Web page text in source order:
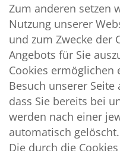
Zum anderen setzen
Nutzung unserer
und zum Zwecke der
Angebots für Sie
Cookies ermöglichen
Besuch unserer
dass Sie bereits bei
werden nach einer
automatisch gelöscht.
Die durch die